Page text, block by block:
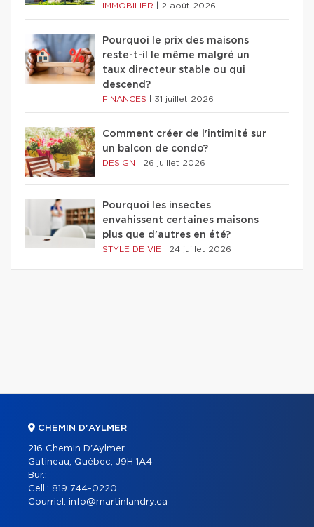
IMMOBILIER 2 août 2026
Pourquoi le prix des maisons
reste-t-il le même malgré un
taux directeur stable ou qui
descend?
FINANCES 31 juillet 2026
Comment créer de l'intimité sur
un balcon de condo?
DESIGN 26 juillet 2026
Pourquoi les insectes
envahissent certaines maisons
plus que d'autres en été?
STYLE DE VIE 24 juillet 2026
CHEMIN D'AYLMER
216 Chemin D'Aylmer
Gatineau, Québec, J9H 1A4
Bur.:
Cell.: 819 744-0220
Courriel: info@martinlandry.ca